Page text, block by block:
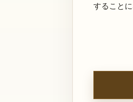
することに